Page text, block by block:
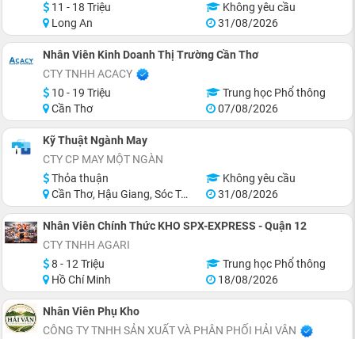
11 - 18 Triệu
Không yêu cầu
Long An
31/08/2026
Nhân Viên Kinh Doanh Thị Trường Cần Thơ
CTY TNHH ACACY
10 - 19 Triệu
Trung học Phổ thông
Cần Thơ
07/08/2026
Kỹ Thuật Ngành May
CTY CP MAY MỘT NGÀN
Thỏa thuận
Không yêu cầu
Cần Thơ, Hậu Giang, Sóc Trăng
31/08/2026
Nhân Viên Chính Thức KHO SPX-EXPRESS - Quận 12
CTY TNHH AGARI
8 - 12 Triệu
Trung học Phổ thông
Hồ Chí Minh
18/08/2026
Nhân Viên Phụ Kho
CÔNG TY TNHH SẢN XUẤT VÀ PHÂN PHỐI HẢI VÂN